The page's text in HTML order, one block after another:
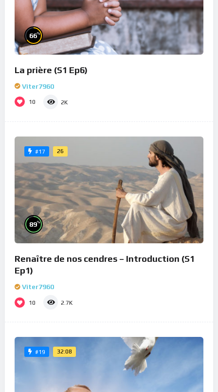
66%
La prière (S1 Ep6)
Viter7960
10 2K
#17 26
89%
Renaître de nos cendres – Introduction (S1
Ep1)
Viter7960
10 2.7K
#19 32:08